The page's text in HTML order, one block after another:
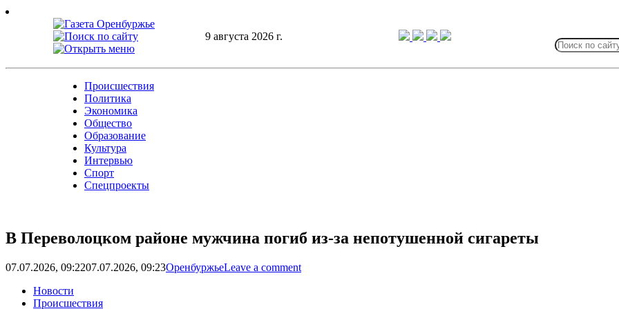
Skip
9 августа 2026 г.
for:
Происшествия
Политика
Экономика
Общество
Образование
Культура
Интервью
Спорт
Спецпроекты
В Переволоцком районе мужчина погиб из-за непотушенной сигареты
07.07.2026, 09:2207.07.2026, 09:23ОренбуржьеLeave a comment
Новости
Происшествия